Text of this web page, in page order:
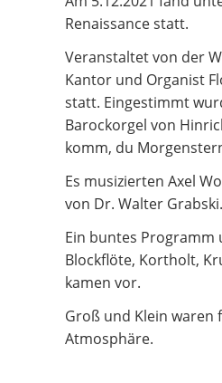
Renaissance statt.
Veranstaltet von der
Kantor und Organist
statt. Eingestimmt
Barockorgel von
komm, du
Es musizierten Axel
von Dr. Walter Grabski.
Ein buntes Programm
Blockflöte, Kortholt,
kamen vor.
Groß und Klein waren
Atmosphäre.